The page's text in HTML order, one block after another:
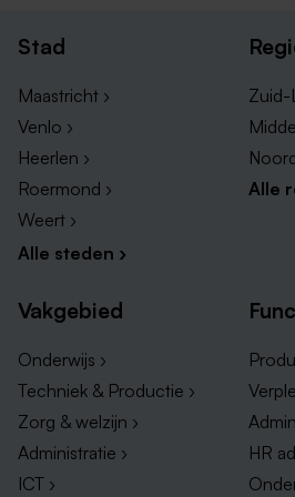
Onderwijs banen in overige
Wil je carrière maken in het
eens in de buurt? Duik hieronder
onderwijs banen in verschillende
toekomstige droombaan zou
handbereik kunnen zijn!
Onderwijs vacatures Maastricht
Onderwijs vacatures
Onderwijs vacatures Venlo
Onderwijs vacatures Weert
Stad
Maastricht ›
Venlo ›
Heerlen ›
Roermond ›
Weert ›
Alle steden ›
Zuid-
Alle
Vakgebied
Onderwijs ›
Techniek & Productie ›
Zorg & welzijn ›
Administratie ›
ICT ›
HR